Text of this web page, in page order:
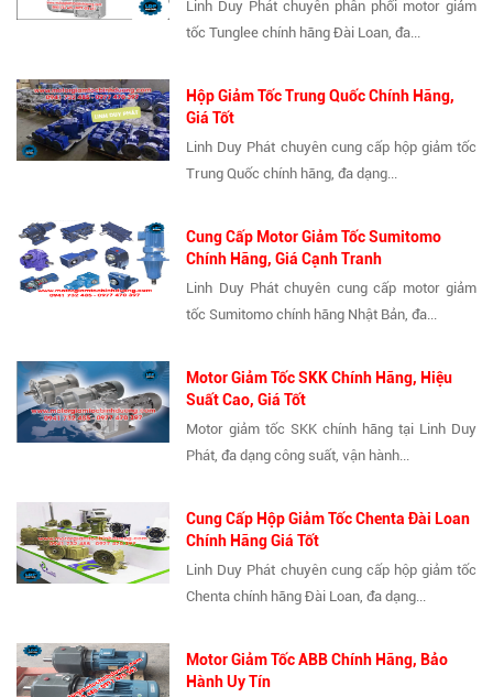
Linh Duy Phát chuyên phân phối motor giảm
tốc Tunglee chính hãng Đài Loan, đa...
Hộp Giảm Tốc Trung Quốc Chính Hãng,
Giá Tốt
Linh Duy Phát chuyên cung cấp hộp giảm tốc
Trung Quốc chính hãng, đa dạng...
Cung Cấp Motor Giảm Tốc Sumitomo
Chính Hãng, Giá Cạnh Tranh
Linh Duy Phát chuyên cung cấp motor giảm
tốc Sumitomo chính hãng Nhật Bản, đa...
Motor Giảm Tốc SKK Chính Hãng, Hiệu
Suất Cao, Giá Tốt
Motor giảm tốc SKK chính hãng tại Linh Duy
Phát, đa dạng công suất, vận hành...
Cung Cấp Hộp Giảm Tốc Chenta Đài Loan
Chính Hãng Giá Tốt
Linh Duy Phát chuyên cung cấp hộp giảm tốc
Chenta chính hãng Đài Loan, đa dạng...
Motor Giảm Tốc ABB Chính Hãng, Bảo
Hành Uy Tín